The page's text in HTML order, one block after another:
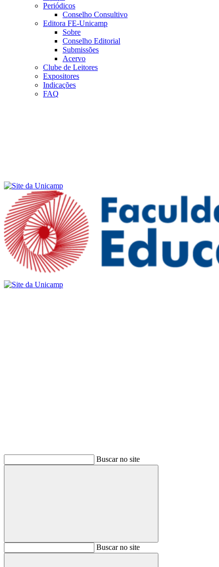
Periódicos
Conselho Consultivo
Editora FE-Unicamp
Sobre
Conselho Editorial
Submissões
Acervo
Clube de Leitores
Expositores
Indicações
FAQ
Buscar no site
BuscarBuscar no site